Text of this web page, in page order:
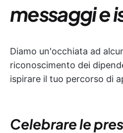
messaggi e
Diamo un'occhiata ad
riconoscimento dei
ispirare il tuo percorso di
Celebrare le